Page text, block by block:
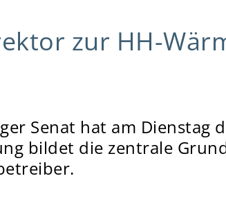
zur HH-
Senat hat am Dienstag
bildet die zentrale